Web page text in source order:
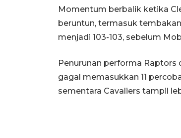
Momentum berbalik ketika
beruntun, termasuk
menjadi 103-103, sebelum
Penurunan performa
gagal memasukkan 11
sementara Cavaliers tampil